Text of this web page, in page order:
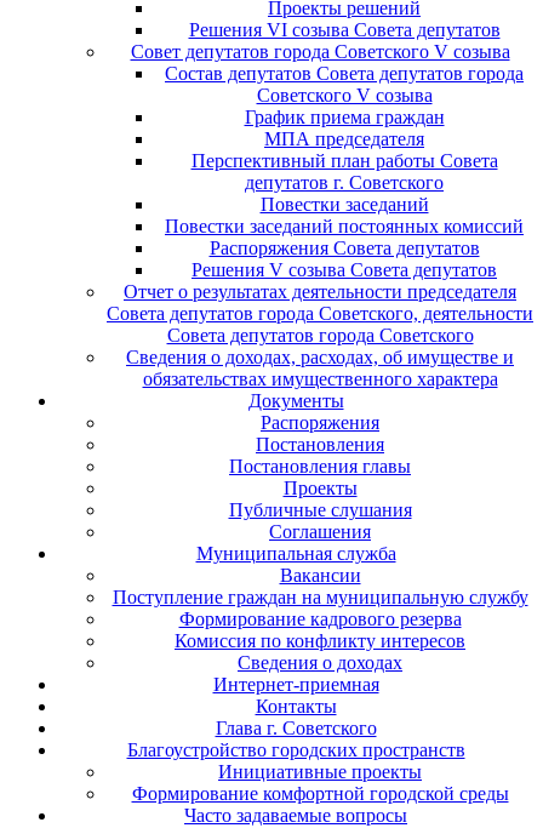
Проекты решений
Решения VI созыва Совета депутатов
Совет депутатов города Советского V созыва
Состав депутатов Совета депутатов города
Советского V созыва
График приема граждан
МПА председателя
Перспективный план работы Совета
депутатов г. Советского
Повестки заседаний
Повестки заседаний постоянных комиссий
Распоряжения Совета депутатов
Решения V созыва Совета депутатов
Отчет о результатах деятельности председателя
Совета депутатов города Советского, деятельности
Совета депутатов города Советского
Сведения о доходах, расходах, об имуществе и
обязательствах имущественного характера
Документы
Распоряжения
Постановления
Постановления главы
Проекты
Публичные слушания
Соглашения
Муниципальная служба
Вакансии
Поступление граждан на муниципальную службу
Формирование кадрового резерва
Комиссия по конфликту интересов
Сведения о доходах
Интернет-приемная
Контакты
Глава г. Советского
Благоустройство городских пространств
Инициативные проекты
Формирование комфортной городской среды
Часто задаваемые вопросы